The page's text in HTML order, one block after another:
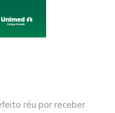
réu por receber